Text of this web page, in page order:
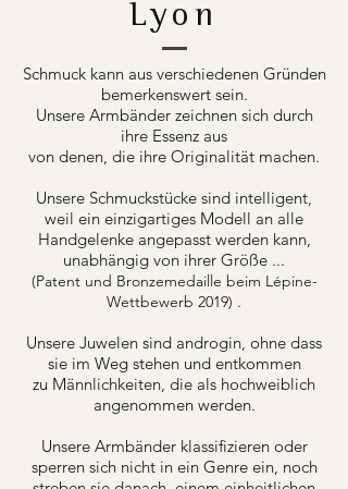
Lyon
Schmuck kann aus verschiedenen Gründen
bemerkenswert sein.
Unsere Armbänder zeichnen sich durch
ihre Essenz aus
von denen, die ihre Originalität machen.
Unsere Schmuckstücke sind intelligent,
weil ein einzigartiges Modell an alle
Handgelenke angepasst werden kann,
unabhängig von ihrer Größe ...
(Patent und Bronzemedaille beim Lépine-
Wettbewerb 2019) .
Unsere Juwelen sind androgin, ohne dass
sie im Weg stehen und entkommen
zu Männlichkeiten, die als hochweiblich
angenommen werden.
Unsere Armbänder klassifizieren oder
sperren sich nicht in ein Genre ein, noch